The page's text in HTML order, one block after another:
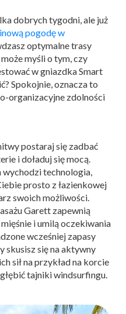
dobrych tygodni, ale już
pogodę w
optymalne trasy
myśli o tym, czy
w gniazdka Smart
Spokojnie, oznacza to
organizacyjne zdolności
postaraj się zadbać
i doładuj się mocą.
technologia,
prosto z łazienkowej
swoich możliwości.
Garett zapewnią
i umilą oczekiwania
wcześniej zapasy
skusisz się na aktywny
sił na przykład na korcie
tajniki windsurfingu.